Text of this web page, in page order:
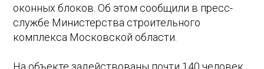
оконных блоков. Об этом сообщили в пресс-
службе Министерства строительного
комплекса Московской области.
На объекте задействованы почти 140 человек